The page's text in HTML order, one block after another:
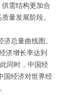
需结构更加合
量发展阶段。
总量曲线图。
济增长率达到
同时，中国经
国经济对世界经